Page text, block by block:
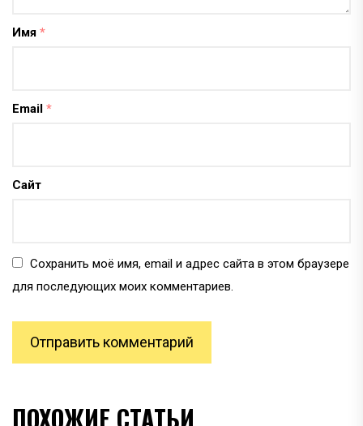
Имя *
Email *
Сайт
Сохранить моё имя, email и адрес сайта в этом браузере
для последующих моих комментариев.
ПОХОЖИЕ СТАТЬИ